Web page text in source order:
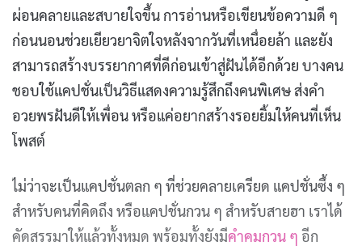
ผ่อนคลายและสบายใจขึ้น การอ่านหรือเขียนข้อความดี ๆ
ก่อนนอนช่วยเยียวยาจิตใจหลังจากวันที่เหนื่อยล้า และยัง
สามารถสร้างบรรยากาศที่ดีก่อนเข้าสู่ฝันได้อีกด้วย บางคน
ชอบใช้แคปชั่นเป็นวิธีแสดงความรู้สึกถึงคนพิเศษ ส่งคำ
อวยพรฝันดีให้เพื่อน หรือแค่อยากสร้างรอยยิ้มให้คนที่เห็น
โพสต์
ไม่ว่าจะเป็นแคปชั่นตลก ๆ ที่ช่วยคลายเครียด แคปชั่นซึ้ง ๆ
สำหรับคนที่คิดถึง หรือแคปชั่นกวน ๆ สำหรับสายฮา เราได้
คัดสรรมาให้แล้วทั้งหมด พร้อมทั้งยังมีคำคมกวน ๆ อีก